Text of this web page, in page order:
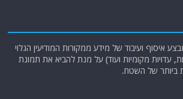
איסוף ועיבוד של מידע ממקורות המודיעין הגלוי
עדויות מקומיות ועוד) על מנת להביא את תמונת
ביותר של השטח.